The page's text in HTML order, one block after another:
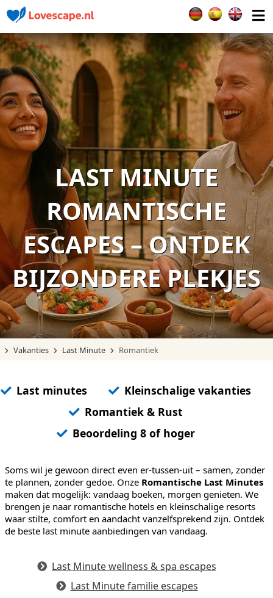
Selecteer de taal
LAST MINUTE
ROMANTISCHE
ESCAPES – ONTDEK
BIJZONDERE PLEKJES
Vakanties Last Minute Romantiek
Last minutes
Kleinschalige vakanties
Romantiek & Rust
Beoordeling 8 of hoger
Soms wil je gewoon direct even er-tussen-uit – samen, zonder
te plannen, zonder gedoe. Onze Romantische Last Minutes
maken dat mogelijk: vandaag boeken, morgen genieten. We
brengen je naar romantische hotels en kleinschalige resorts
waar stilte, comfort en aandacht vanzelfsprekend zijn. Ontdek
de beste last minute aanbiedingen van vandaag.
Last Minute wellness & spa escapes
Last Minute familie escapes